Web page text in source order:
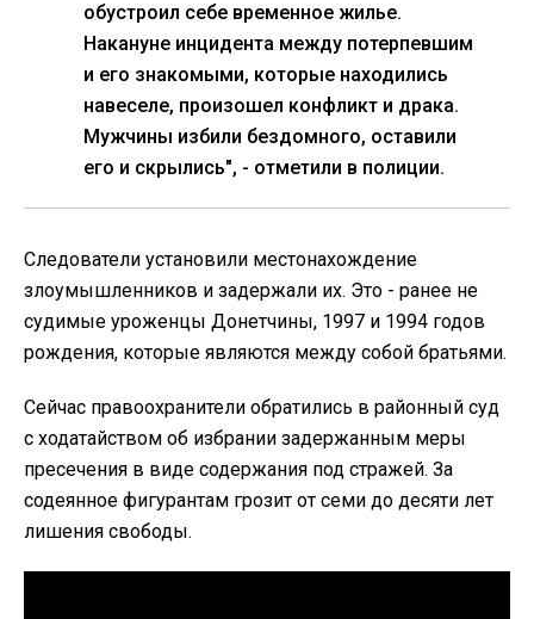
обустроил себе временное жилье.
Накануне инцидента между потерпевшим
и его знакомыми, которые находились
навеселе, произошел конфликт и драка.
Мужчины избили бездомного, оставили
его и скрылись", - отметили в полиции.
Следователи установили местонахождение
злоумышленников и задержали их. Это - ранее не
судимые уроженцы Донетчины, 1997 и 1994 годов
рождения, которые являются между собой братьями.
Сейчас правоохранители обратились в районный суд
с ходатайством об избрании задержанным меры
пресечения в виде содержания под стражей. За
содеянное фигурантам грозит от семи до десяти лет
лишения свободы.